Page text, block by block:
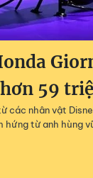
59
nhân vật
hứng từ anh hùng